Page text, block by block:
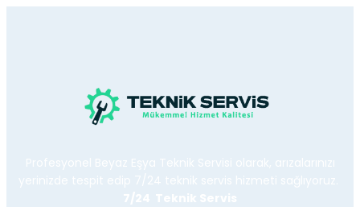
Profesyonel Beyaz Eşya Teknik Servisi olarak, arızalarınızı
yerinizde tespit edip 7/24 teknik servis hizmeti sağlıyoruz.
7/24 Teknik Servis